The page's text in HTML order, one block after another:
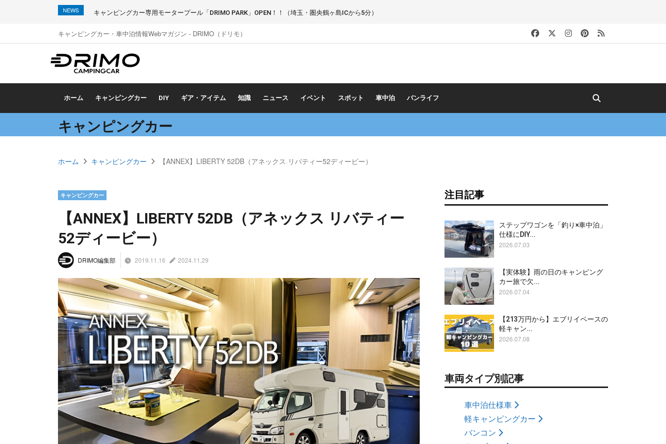
NEWS キャンピングカー専用モータープール「DRIMO PARK」OPEN！！（埼玉・圏央鶴ヶ島ICから5分）
キャンピングカー・車中泊情報Webマガジン - DRIMO（ドリモ）
ホーム キャンピングカー DIY ギア・アイテム 知識 ニュース イベント スポット 車中泊 バンライフ
キャンピングカー
ホーム キャンピングカー 【ANNEX】LIBERTY 52DB（アネックス リバティー52ディービー）
キャンピングカー
【ANNEX】LIBERTY 52DB（アネックス リバティー
52ディービー）
DRIMO編集部 2019.11.16 2024.11.29
注目記事
ステップワゴンを「釣り×車中泊」
仕様にDIY...
2026.07.03
【実体験】雨の日のキャンピング
カー旅で欠...
2026.07.04
【213万円から】エブリイベースの
軽キャン...
2026.07.08
車両タイプ別記事
車中泊仕様車
軽キャンピングカー
バンコン